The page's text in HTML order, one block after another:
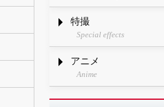
特撮
Special effects
アニメ
Anime